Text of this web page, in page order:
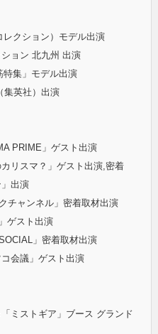
レクション）モデル出演
ョン 北九州 出演
特集」モデル出演
集英社）出演
PRIME」ゲスト出演
リスマ？」ゲスト出演,密着
」出演
チャンネル」密着取材出演
ゲスト出演
」密着取材出演
会議」ゲスト出演
ミストギア」ブース グランド